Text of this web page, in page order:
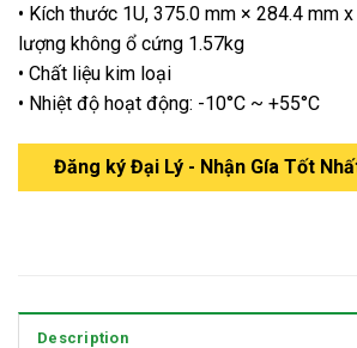
• Kích thước 1U, 375.0 mm × 284.4 mm
lượng không ổ cứng 1.57kg
• Chất liệu kim loại
• Nhiệt độ hoạt động: -10°C ~ +55°C
Đăng ký Đại Lý - Nhận Gía Tốt
Description